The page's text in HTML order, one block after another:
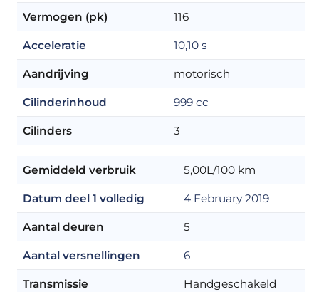
Vermogen (pk) 116
Acceleratie 10,10 s
Aandrijving motorisch
Cilinderinhoud 999 cc
Cilinders 3
Gemiddeld verbruik 5,00L/100 km
Datum deel 1 volledig 4 February 2019
Aantal deuren 5
Aantal versnellingen 6
Transmissie Handgeschakeld